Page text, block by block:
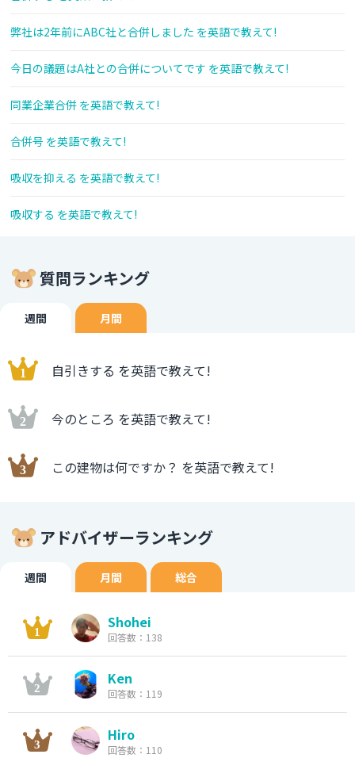
弊社は2年前にABC社と合併しました を英語で教えて!
今日の議題はA社との合併についてです を英語で教えて!
同業企業合併 を英語で教えて!
合併号 を英語で教えて!
吸収を抑える を英語で教えて!
吸収する を英語で教えて!
質問ランキング
週間 月間
自引きする を英語で教えて!
今のところ を英語で教えて!
この建物は何ですか？ を英語で教えて!
アドバイザーランキング
週間 月間 総合
Shohei
回答数：138
Ken
回答数：119
Hiro
回答数：110